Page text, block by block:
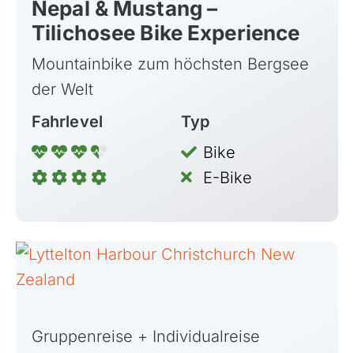
Nepal & Mustang –
Tilichosee Bike Experience
Mountainbike zum höchsten Bergsee
der Welt
Fahrlevel
Typ
Bike
E-Bike
Gruppenreise + Individualreise